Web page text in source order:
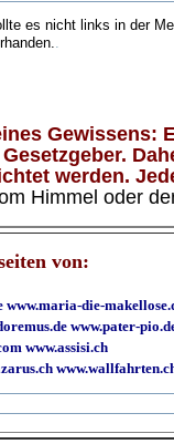
es nicht links in der
Gewissens:
werden.
Himmel oder
von:
www.maria-die-
www.pater-
www.assisi.ch